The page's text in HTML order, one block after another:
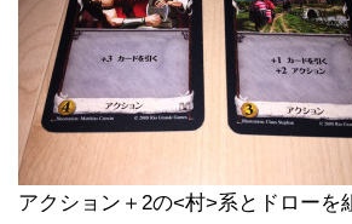
アクション＋2の<村>系とドローを